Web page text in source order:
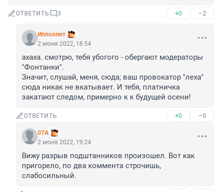
ОТВЕТИТЬ 3 +0 –2
Ипполлит
2 июня 2022, 18:54
ахаха. смотрю, тебя убогого - обергают модераторы
"Фонтанки".
Значит, слушай, меня, сюда; ваш провокатор "леха"
сюда никак не вкатывает. И тебя, платничка
закатают следом, примерно к к будущей осени!
ОТВЕТИТЬ +0 –0
07A
2 июня 2022, 19:24
Вижу разрыв подштанников произошел. Вот как
пригорело, по два коммента строчишь,
слабосильный.